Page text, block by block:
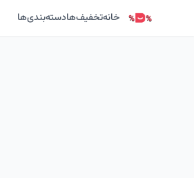
خانهتخفیف‌هادسته‌بندی‌ها